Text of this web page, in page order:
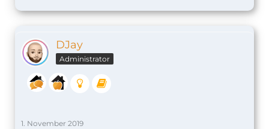
DJay
Administrator
1. November 2019